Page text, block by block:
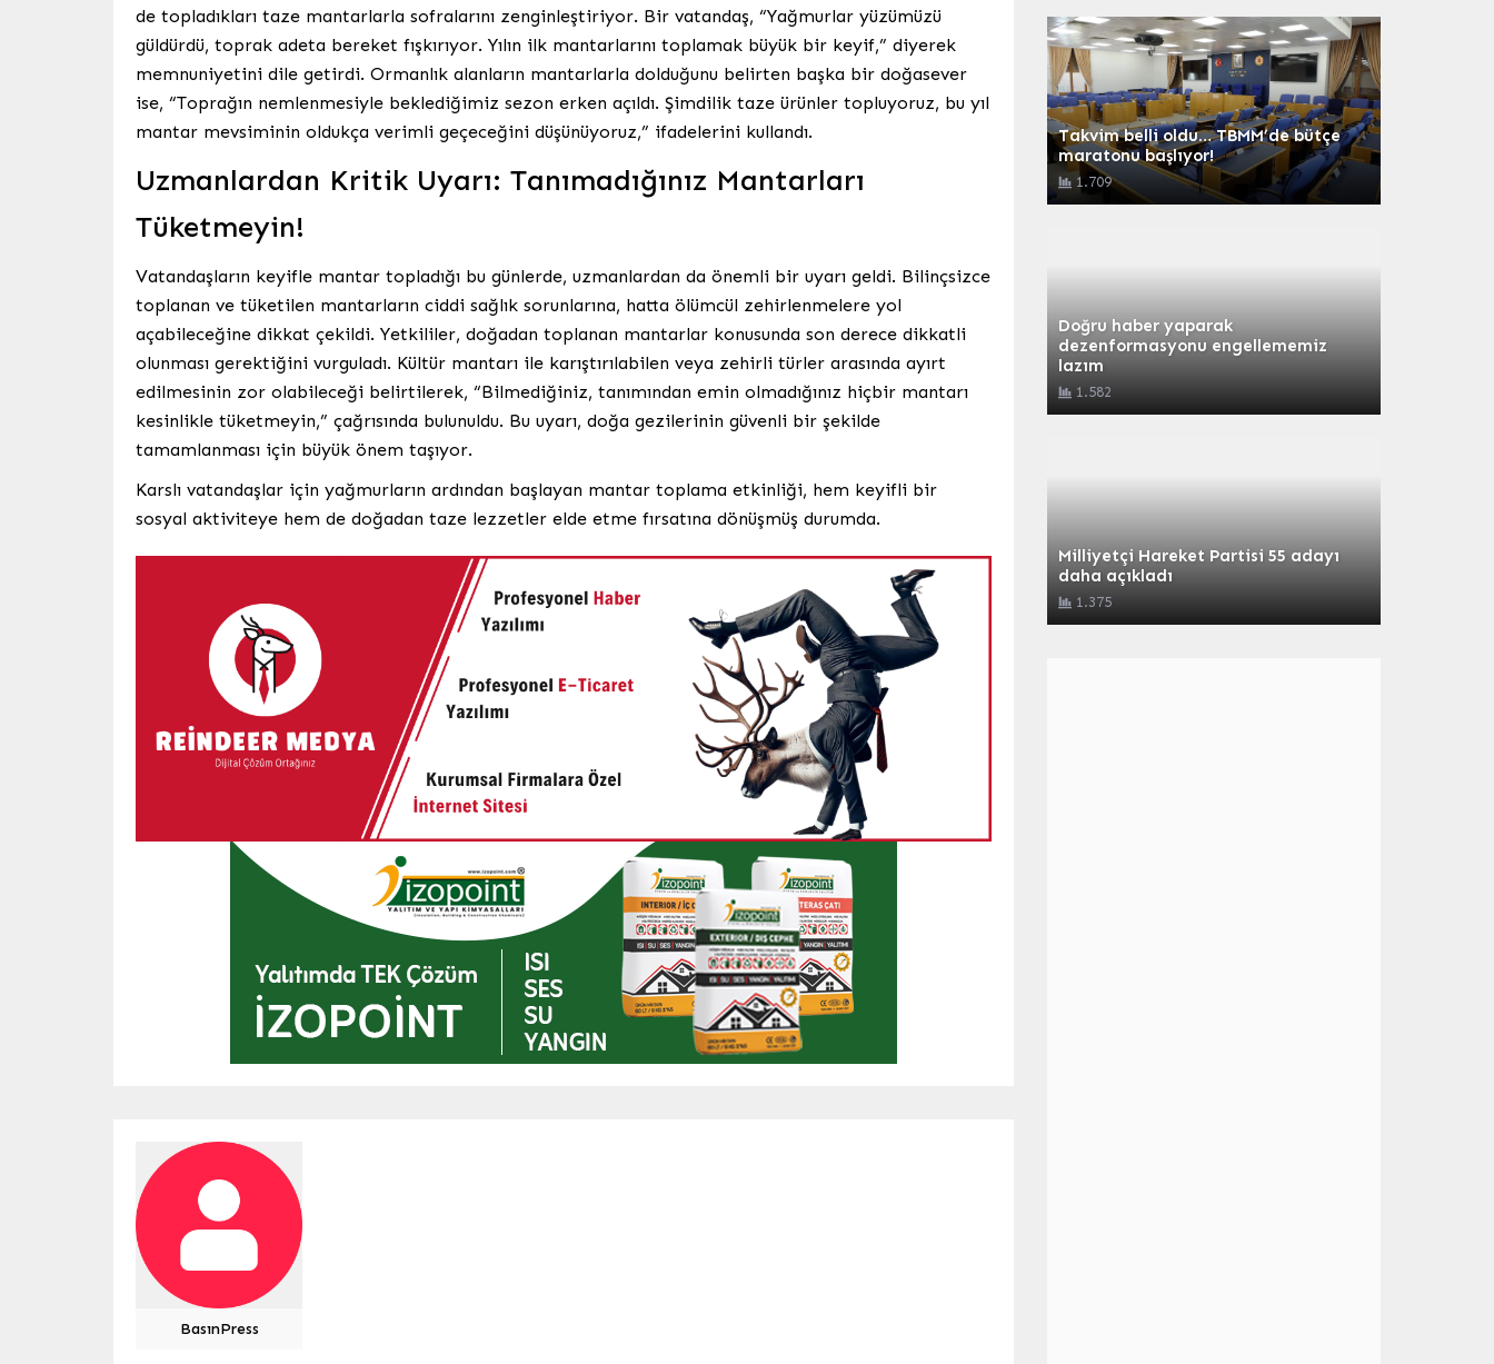
de topladıkları taze mantarlarla sofralarını zenginleştiriyor. Bir vatandaş, “Yağmurlar yüzümüzü
güldürdü, toprak adeta bereket fışkırıyor. Yılın ilk mantarlarını toplamak büyük bir keyif,” diyerek
memnuniyetini dile getirdi. Ormanlık alanların mantarlarla dolduğunu belirten başka bir doğasever
ise, “Toprağın nemlenmesiyle beklediğimiz sezon erken açıldı. Şimdilik taze ürünler topluyoruz, bu yıl
mantar mevsiminin oldukça verimli geçeceğini düşünüyoruz,” ifadelerini kullandı.
Uzmanlardan Kritik Uyarı: Tanımadığınız Mantarları
Tüketmeyin!
Vatandaşların keyifle mantar topladığı bu günlerde, uzmanlardan da önemli bir uyarı geldi. Bilinçsizce
toplanan ve tüketilen mantarların ciddi sağlık sorunlarına, hatta ölümcül zehirlenmelere yol
açabileceğine dikkat çekildi. Yetkililer, doğadan toplanan mantarlar konusunda son derece dikkatli
olunması gerektiğini vurguladı. Kültür mantarı ile karıştırılabilen veya zehirli türler arasında ayırt
edilmesinin zor olabileceği belirtilerek, “Bilmediğiniz, tanımından emin olmadığınız hiçbir mantarı
kesinlikle tüketmeyin,” çağrısında bulunuldu. Bu uyarı, doğa gezilerinin güvenli bir şekilde
tamamlanması için büyük önem taşıyor.
Karslı vatandaşlar için yağmurların ardından başlayan mantar toplama etkinliği, hem keyifli bir
sosyal aktiviteye hem de doğadan taze lezzetler elde etme fırsatına dönüşmüş durumda.
BasınPress
Takvim belli oldu… TBMM’de bütçe
maratonu başlıyor!
1.709
Doğru haber yaparak
dezenformasyonu engellememiz
lazım
1.582
Milliyetçi Hareket Partisi 55 adayı
daha açıkladı
1.375